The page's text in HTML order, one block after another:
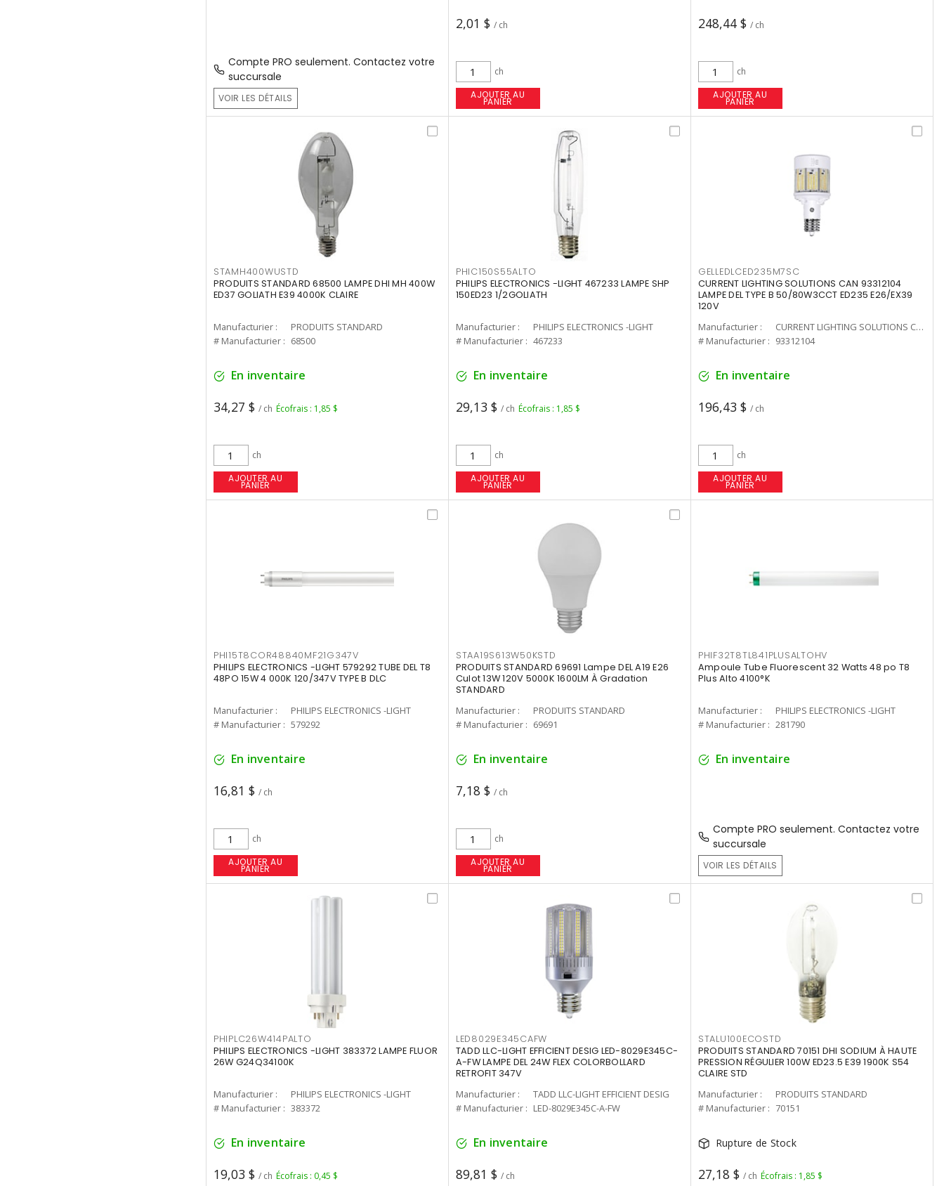
Compte PRO seulement. Contactez votre
succursale
VOIR LES DÉTAILS
2,01 $ / ch
ch
AJOUTER AU
PANIER
248,44 $ / ch
ch
AJOUTER AU
PANIER
STAMH400WUSTD
PRODUITS STANDARD 68500 LAMPE DHI MH 400W
ED37 GOLIATH E39 4000K CLAIRE
Manufacturier :
PRODUITS STANDARD
# Manufacturier : 68500
En inventaire
34,27 $ / ch Écofrais : 1,85 $
ch
AJOUTER AU
PANIER
PHIC150S55ALTO
PHILIPS ELECTRONICS -LIGHT 467233 LAMPE SHP
150ED23 1/2GOLIATH
Manufacturier :
PHILIPS ELECTRONICS -LIGHT
# Manufacturier : 467233
En inventaire
29,13 $ / ch Écofrais : 1,85 $
ch
AJOUTER AU
PANIER
GELLEDLCED235M7SC
CURRENT LIGHTING SOLUTIONS CAN 93312104
LAMPE DEL TYPE B 50/80W3CCT ED235 E26/EX39
120V
Manufacturier :
CURRENT LIGHTING SOLUTIONS CAN
# Manufacturier : 93312104
En inventaire
196,43 $ / ch
ch
AJOUTER AU
PANIER
PHI15T8COR48840MF21G347V
PHILIPS ELECTRONICS -LIGHT 579292 TUBE DEL T8
48PO 15W 4 000K 120/347V TYPE B DLC
Manufacturier :
PHILIPS ELECTRONICS -LIGHT
# Manufacturier : 579292
En inventaire
16,81 $ / ch
ch
AJOUTER AU
PANIER
STAA19S613W50KSTD
PRODUITS STANDARD 69691 Lampe DEL A19 E26
Culot 13W 120V 5000K 1600LM À Gradation
STANDARD
Manufacturier :
PRODUITS STANDARD
# Manufacturier : 69691
En inventaire
7,18 $ / ch
ch
AJOUTER AU
PANIER
PHIF32T8TL841PLUSALTOHV
Ampoule Tube Fluorescent 32 Watts 48 po T8
Plus Alto 4100°K
Manufacturier :
PHILIPS ELECTRONICS -LIGHT
# Manufacturier : 281790
En inventaire
Compte PRO seulement. Contactez votre
succursale
VOIR LES DÉTAILS
PHIPLC26W414PALTO
PHILIPS ELECTRONICS -LIGHT 383372 LAMPE FLUOR
26W G24Q34100K
Manufacturier :
PHILIPS ELECTRONICS -LIGHT
# Manufacturier : 383372
En inventaire
19,03 $ / ch Écofrais : 0,45 $
LED8029E345CAFW
TADD LLC-LIGHT EFFICIENT DESIG LED-8029E345C-
A-FW LAMPE DEL 24W FLEX COLORBOLLARD
RETROFIT 347V
Manufacturier :
TADD LLC-LIGHT EFFICIENT DESIG
# Manufacturier : LED-8029E345C-A-FW
En inventaire
89,81 $ / ch
STALU100ECOSTD
PRODUITS STANDARD 70151 DHI SODIUM À HAUTE
PRESSION RÉGULIER 100W ED23.5 E39 1900K S54
CLAIRE STD
Manufacturier :
PRODUITS STANDARD
# Manufacturier : 70151
Rupture de Stock
27,18 $ / ch Écofrais : 1,85 $